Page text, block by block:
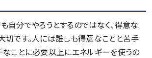
自分でやろうとするのではなく、得意な
切です。人には誰しも得意なことと苦手
なことに必要以上にエネルギーを使うの